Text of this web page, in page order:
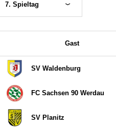
7. Spieltag
Gast
SV Waldenburg
FC Sachsen 90 Werdau
SV Planitz